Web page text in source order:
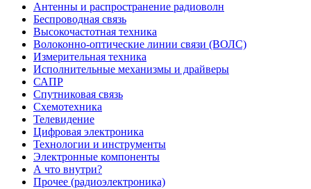
Антенны и распространение радиоволн
Беспроводная связь
Высокочастотная техника
Волоконно-оптические линии связи (ВОЛС)
Измерительная техника
Исполнительные механизмы и драйверы
САПР
Спутниковая связь
Схемотехника
Телевидение
Цифровая электроника
Технологии и инструменты
Электронные компоненты
А что внутри?
Прочее (радиоэлектроника)